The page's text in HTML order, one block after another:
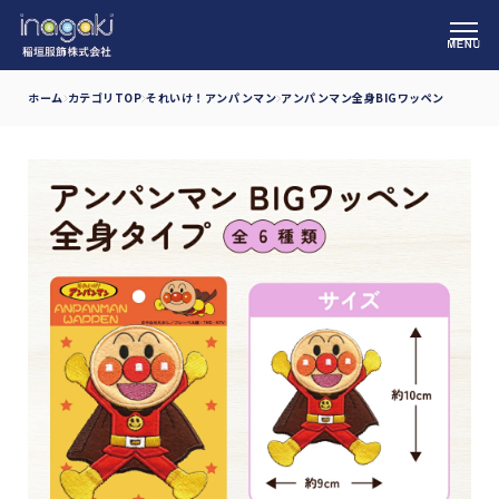
ホーム カテゴリTOP それいけ！アンパンマン アンパンマン全身BIGワッペン